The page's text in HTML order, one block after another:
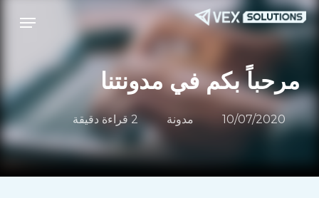
قائمة طعام
مرحباً بكم في مدونتنا
10/07/2020 مدونة 2 قراءة دقيقة
Menu